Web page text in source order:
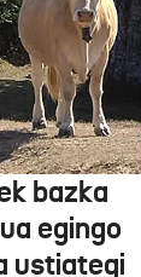
bazka
egingo
ustiategi